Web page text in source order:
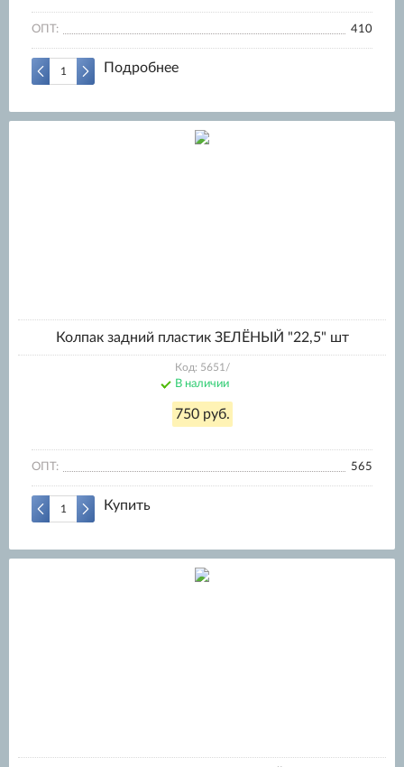
ОПТ: 410
Подробнее
Колпак задний пластик ЗЕЛЁНЫЙ "22,5" шт
Код: 5651/
В наличии
750 руб.
ОПТ: 565
Купить